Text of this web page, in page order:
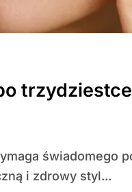
trzydziestce
i zdrowy styl...